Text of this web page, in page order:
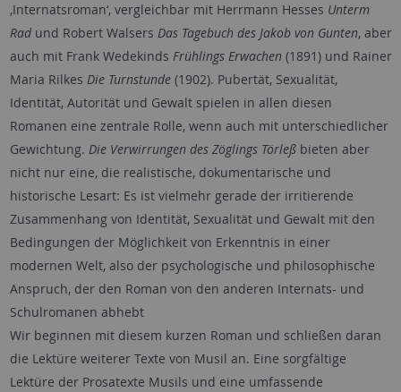
‚Internatsroman‘, vergleichbar mit Herrmann Hesses Unterm
Rad und Robert Walsers Das Tagebuch des Jakob von Gunten, aber
auch mit Frank Wedekinds Frühlings Erwachen (1891) und Rainer
Maria Rilkes Die Turnstunde(1902). Pubertät, Sexualität,
Identität, Autorität und Gewalt spielen in allen diesen
Romanen eine zentrale Rolle, wenn auch mit unterschiedlicher
Gewichtung. Die Verwirrungen des Zöglings Törleßbieten aber
nicht nur eine, die realistische, dokumentarische und
historische Lesart: Es ist vielmehr gerade der irritierende
Zusammenhang von Identität, Sexualität und Gewalt mit den
Bedingungen der Möglichkeit von Erkenntnis in einer
modernen Welt, also der psychologische und philosophische
Anspruch, der den Roman von den anderen Internats- und
Schulromanen abhebt
Wir beginnen mit diesem kurzen Roman und schließen daran
die Lektüre weiterer Texte von Musil an. Eine sorgfältige
Lektüre der Prosatexte Musils und eine umfassende